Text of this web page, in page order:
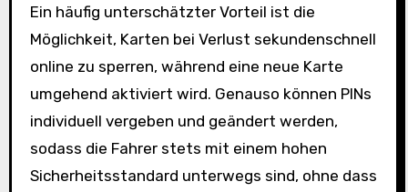
Ein häufig unterschätzter Vorteil ist die
Möglichkeit, Karten bei Verlust sekundenschnell
online zu sperren, während eine neue Karte
umgehend aktiviert wird. Genauso können PINs
individuell vergeben und geändert werden,
sodass die Fahrer stets mit einem hohen
Sicherheitsstandard unterwegs sind, ohne dass